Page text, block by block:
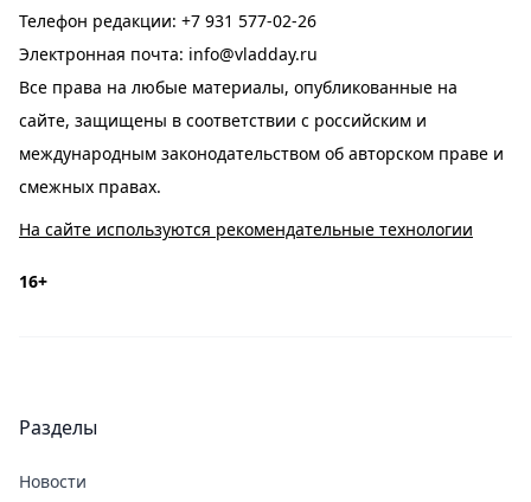
Телефон редакции: +7 931 577-02-26
Электронная почта: info@vladday.ru
Все права на любые материалы, опубликованные на
сайте, защищены в соответствии с российским и
международным законодательством об авторском праве и
смежных правах.
На сайте используются рекомендательные технологии
16+
Разделы
Новости